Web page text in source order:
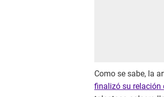
Como se sabe, la
finalizó su relación